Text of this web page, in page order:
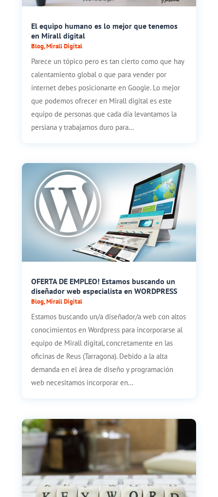
El equipo humano es lo mejor que tenemos
en Mirall digital
Blog,Mirall Digital
Parece un tópico pero es tan cierto como que hay
calentamiento global o que para vender por
internet debes posicionarte en Google. Lo mejor
que podemos ofrecer en Mirall digital es este
equipo de personas que cada día levantamos la
persiana y trabajamos duro para...
OFERTA DE EMPLEO! Estamos buscando un
diseñador web especialista en WORDPRESS
Blog,Mirall Digital
Estamos buscando un/a diseñador/a web con altos
conocimientos en Wordpress para incorporarse al
equipo de Mirall digital, concretamente en las
oficinas de Reus (Tarragona). Debido a la alta
demanda en el área de diseño y programación
web necesitamos incorporar en...